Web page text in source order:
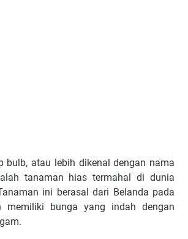
bulb, atau lebih dikenal dengan nama
tanaman hias termahal di dunia
ini berasal dari Belanda pada
memiliki bunga yang indah dengan